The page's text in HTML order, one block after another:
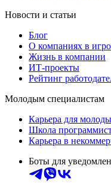
Новости и статьи
Блог
О компаниях в
Жизнь в компании
ИТ-проекты
Рейтинг
Молодым специалистам
Карьера для
Школа
Карьера в
Боты для